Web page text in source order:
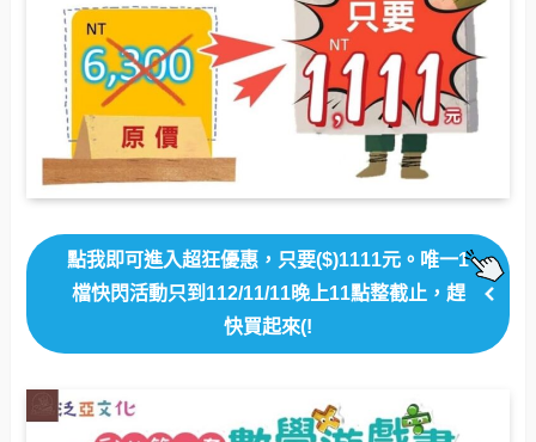
點我即可進入超狂優惠，只要($)1111元。唯一1
檔快閃活動只到112/11/11晚上11點整截止，趕
快買起來(!